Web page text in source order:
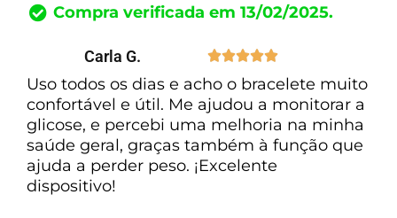
Compra verificada em 13/02/2025.
Carla G. 
Uso todos os dias e acho o bracelete muito
confortável e útil. Me ajudou a monitorar a
glicose, e percebi uma melhoria na minha
saúde geral, graças também à função que
ajuda a perder peso. ¡Excelente
dispositivo!